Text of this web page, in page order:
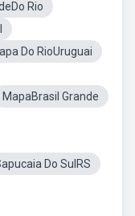
Rio
Do RioUruguai
MapaBrasil Grande
Do SulRS